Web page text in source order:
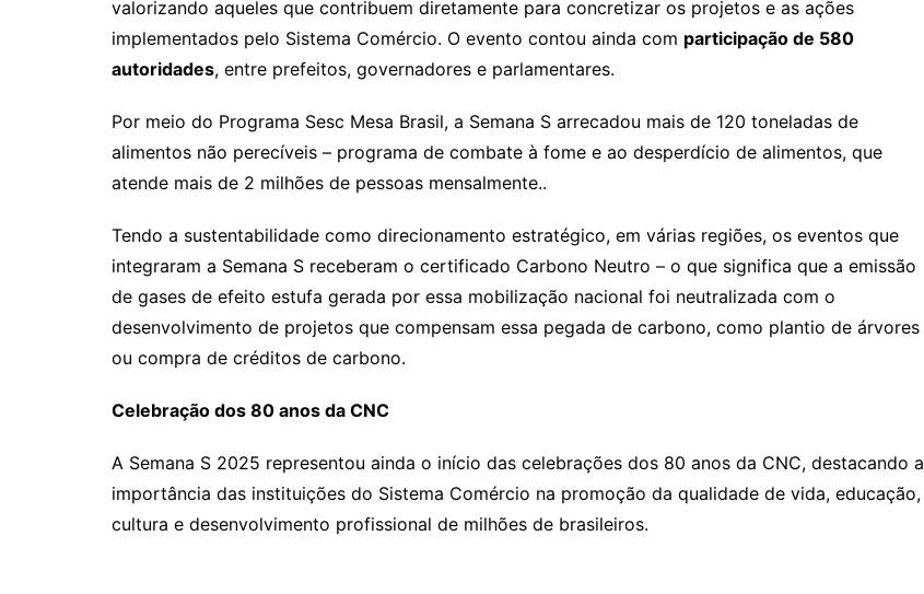
valorizando aqueles que contribuem diretamente para concretizar os projetos e as ações
implementados pelo Sistema Comércio. O evento contou ainda com participação de 580
autoridades, entre prefeitos, governadores e parlamentares.
Por meio do Programa Sesc Mesa Brasil, a Semana S arrecadou mais de 120 toneladas de
alimentos não perecíveis – programa de combate à fome e ao desperdício de alimentos, que
atende mais de 2 milhões de pessoas mensalmente..
Tendo a sustentabilidade como direcionamento estratégico, em várias regiões, os eventos que
integraram a Semana S receberam o certificado Carbono Neutro – o que significa que a emissão
de gases de efeito estufa gerada por essa mobilização nacional foi neutralizada com o
desenvolvimento de projetos que compensam essa pegada de carbono, como plantio de árvores
ou compra de créditos de carbono.
Celebração dos 80 anos da CNC
A Semana S 2025 representou ainda o início das celebrações dos 80 anos da CNC, destacando a
importância das instituições do Sistema Comércio na promoção da qualidade de vida, educação,
cultura e desenvolvimento profissional de milhões de brasileiros.